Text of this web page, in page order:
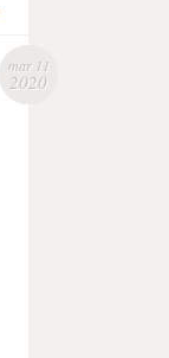
mar 11
2020